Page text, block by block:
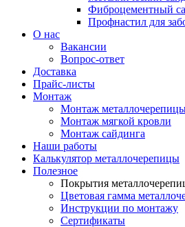
Фиброцементный
Профнастил для
О нас
Вакансии
Вопрос-ответ
Доставка
Прайс-листы
Монтаж
Монтаж
Монтаж мягкой кровли
Монтаж сайдинга
Наши работы
Калькулятор металлочерепицы
Полезное
Покрытия
Цветовая гамма
Инструкции по монтажу
Сертификаты